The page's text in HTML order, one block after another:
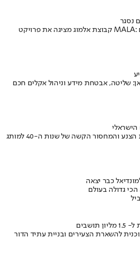
נסגר
קבוצת אלמוג מציגה את פרויקט MALA: מגדלי הפרימיום האחרונים
שליטה, אבטחת מידע וניהול אקלים חכם
איך אסם הפכה את תקופת הצנע והמחסור הקשה של שנות ה-40 למותג
כבר יצאה
גדולה בעולם
להשארת הצעירים ובניית עתיד הדור